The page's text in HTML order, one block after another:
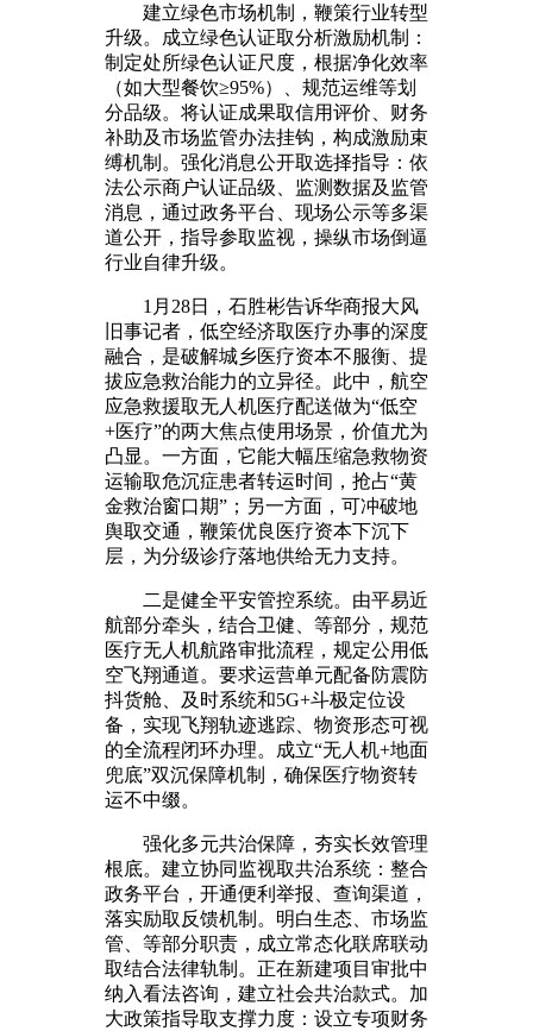
建立绿色市场机制，鞭策行业转型
升级。成立绿色认证取分析激励机制：
制定处所绿色认证尺度，根据净化效率
（如大型餐饮≥95%）、规范运维等划
分品级。将认证成果取信用评价、财务
补助及市场监管办法挂钩，构成激励束
缚机制。强化消息公开取选择指导：依
法公示商户认证品级、监测数据及监管
消息，通过政务平台、现场公示等多渠
道公开，指导参取监视，操纵市场倒逼
行业自律升级。
1月28日，石胜彬告诉华商报大风
旧事记者，低空经济取医疗办事的深度
融合，是破解城乡医疗资本不服衡、提
拔应急救治能力的立异径。此中，航空
应急救援取无人机医疗配送做为“低空
+医疗”的两大焦点使用场景，价值尤为
凸显。一方面，它能大幅压缩急救物资
运输取危沉症患者转运时间，抢占“黄
金救治窗口期”；另一方面，可冲破地
舆取交通，鞭策优良医疗资本下沉下
层，为分级诊疗落地供给无力支持。
二是健全平安管控系统。由平易近
航部分牵头，结合卫健、等部分，规范
医疗无人机航路审批流程，规定公用低
空飞翔通道。要求运营单元配备防震防
抖货舱、及时系统和5G+斗极定位设
备，实现飞翔轨迹逃踪、物资形态可视
的全流程闭环办理。成立“无人机+地面
兜底”双沉保障机制，确保医疗物资转
运不中缀。
强化多元共治保障，夯实长效管理
根底。建立协同监视取共治系统：整合
政务平台，开通便利举报、查询渠道，
落实励取反馈机制。明白生态、市场监
管、等部分职责，成立常态化联席联动
取结合法律轨制。正在新建项目审批中
纳入看法咨询，建立社会共治款式。加
大政策指导取支撑力度：设立专项财务